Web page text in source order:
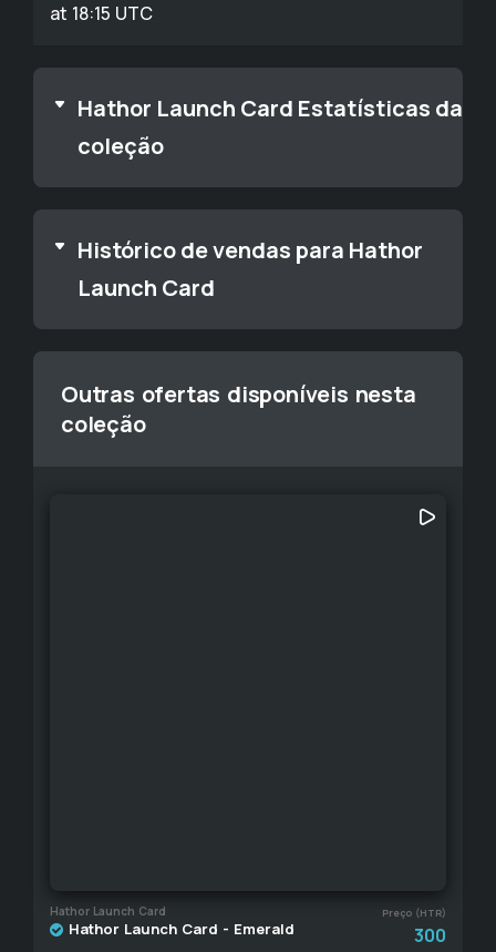
at 18:15 UTC
Hathor Launch Card Estatísticas da
coleção
Histórico de vendas para Hathor
Launch Card
Outras ofertas disponíveis nesta
coleção
Hathor Launch Card Preço (HTR)
Hathor Launch Card - Emerald 300